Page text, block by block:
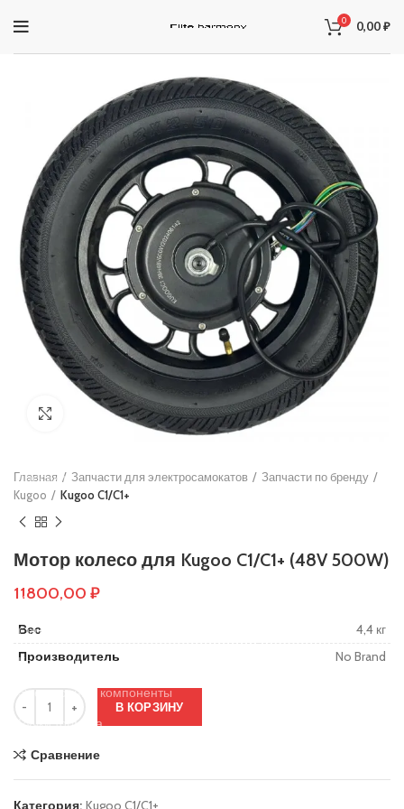
0 0,00₽
Нажмите, чтобы увеличить
Главная Запчасти для электросамокатов
Запчасти по бренду
Kugoo
Kugoo C1/C1+
Мотор колесо для Kugoo C1/C1+ (48V 500W)
11800,00 ₽
Вес
4,4 кг
Производитель
No Brand
В КОРЗИНУ
Сравнение
Категория: Kugoo C1/C1+
ЗАПЧАСТИ ДЛЯ ЭЛЕКТРОСАМОКАТОВ
Суппорта
Аккумуляторы
Рули
Подножки
Зарядные устройства
Перекладины
Тормозная система и комплектующее
Вилки
Основы руля
Тросики
Вольтметры и замки зажигания
Контроллеры
Сигнализация
Кабеля, провода и разъёмы
Электронные компоненты
Ручки тормоза
Резиновые заглушки
Тормозные диски